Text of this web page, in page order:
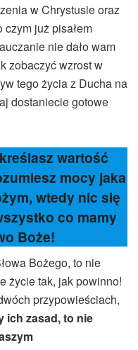
w Chrystusie oraz
już pisałem
nie dało wam
zobaczyć wzrost w
tego życia z Ducha na
dostaniecie gotowe
wartość
mocy jaka
wtedy nic się
co mamy
Boże!
Bożego, to nie
życie tak, jak powinno!
przypowieściach,
ich zasad, to nie